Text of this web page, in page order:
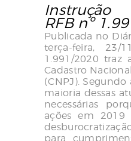
RFB nº
Publicada no
terça-feira,
1.991/2020 traz
Cadastro
(CNPJ). Segundo
maioria dessas
necessárias
ações em
para